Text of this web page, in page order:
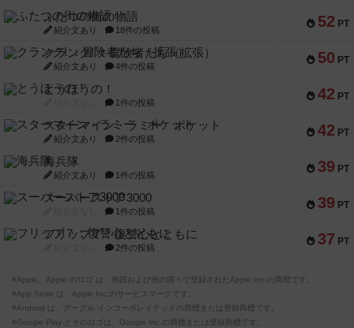
52 PT
ふたつの街の物語
紹介文あり 18件の投稿
50 PT
クランク! ：冒険者たち（拡張）
紹介文あり 4件の投稿
42 PT
とうほうの！
1件の投稿
42 PT
スターマイン・ラミー ポケット
紹介文あり 2件の投稿
39 PT
海兵隊
紹介文あり 1件の投稿
39 PT
スーパーストア3000
1件の投稿
37 PT
フリップ７：復讐心とともに
2件の投稿
※Apple、Apple のロゴ は、米国および他の国々で登録されたApple Inc.の商標です。
※App Store は、Apple Inc.のサービスマークです。
※Android は、グーグル インコーポレイテッドの商標または登録商標です。
※Google Play とそのロゴは、Google Inc.の商標または登録商標です。